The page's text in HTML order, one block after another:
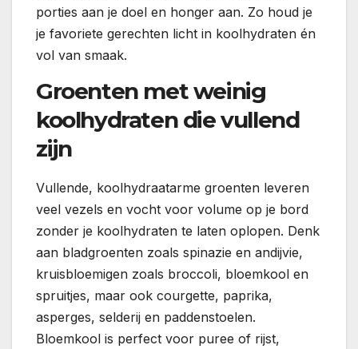
porties aan je doel en honger aan. Zo houd je
je favoriete gerechten licht in koolhydraten én
vol van smaak.
Groenten met weinig
koolhydraten die vullend
zijn
Vullende, koolhydraatarme groenten leveren
veel vezels en vocht voor volume op je bord
zonder je koolhydraten te laten oplopen. Denk
aan bladgroenten zoals spinazie en andijvie,
kruisbloemigen zoals broccoli, bloemkool en
spruitjes, maar ook courgette, paprika,
asperges, selderij en paddenstoelen.
Bloemkool is perfect voor puree of rijst,